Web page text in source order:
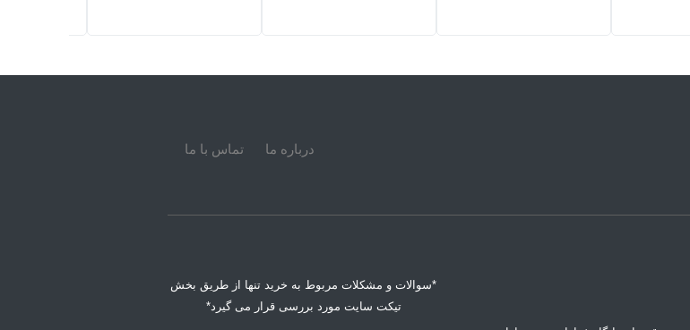
درباره ما تماس با ما
*سوالات و مشکلات مربوط به خرید تنها از طریق بخش
تیکت سایت مورد بررسی قرار می گیرد*